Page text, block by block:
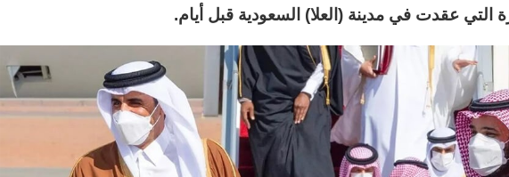
التي عقدت في مدينة (العلا) السعودية قبل أيام.